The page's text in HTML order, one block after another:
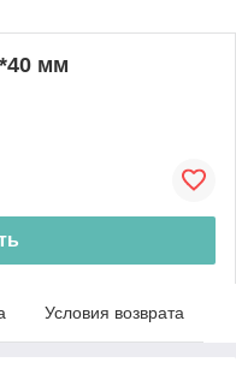
мм
Условия возврата